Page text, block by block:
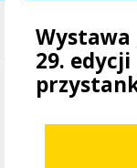
Wystawa
29.